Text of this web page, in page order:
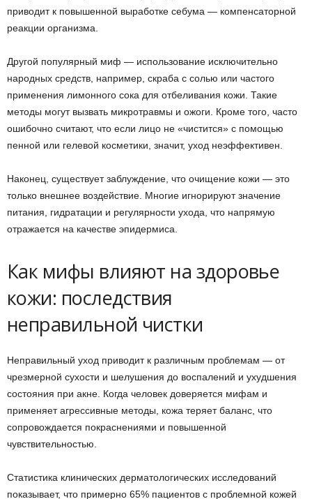
приводит к повышенной выработке себума — компенсаторной
реакции организма.
Другой популярный миф — использование исключительно
народных средств, например, скраба с солью или частого
применения лимонного сока для отбеливания кожи. Такие
методы могут вызвать микротравмы и ожоги. Кроме того, часто
ошибочно считают, что если лицо не «чистится» с помощью
пенной или гелевой косметики, значит, уход неэффективен.
Наконец, существует заблуждение, что очищение кожи — это
только внешнее воздействие. Многие игнорируют значение
питания, гидратации и регулярности ухода, что напрямую
отражается на качестве эпидермиса.
Как мифы влияют на здоровье
кожи: последствия
неправильной чистки
Неправильный уход приводит к различным проблемам — от
чрезмерной сухости и шелушения до воспалений и ухудшения
состояния при акне. Когда человек доверяется мифам и
применяет агрессивные методы, кожа теряет баланс, что
сопровождается покраснениями и повышенной
чувствительностью.
Статистика клинических дерматологических исследований
показывает, что примерно 65% пациентов с проблемной кожей